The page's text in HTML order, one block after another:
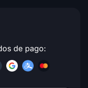
de pago: